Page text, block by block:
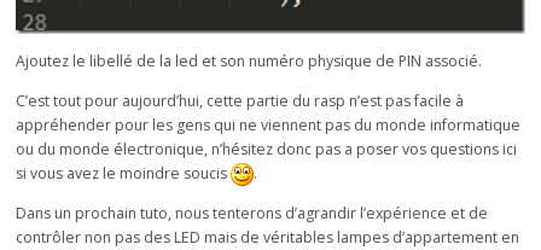
Ajoutez le libellé de la led et son numéro physique de PIN associé.
C’est tout pour aujourd’hui, cette partie du rasp n’est pas facile à
appréhender pour les gens qui ne viennent pas du monde informatique
ou du monde électronique, n’hésitez donc pas a poser vos questions ici
si vous avez le moindre soucis
.
Dans un prochain tuto, nous tenterons d’agrandir l’expérience et de
contrôler non pas des LED mais de véritables lampes d’appartement en